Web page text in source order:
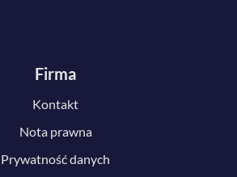
Firma
Kontakt
Nota prawna
Prywatność danych